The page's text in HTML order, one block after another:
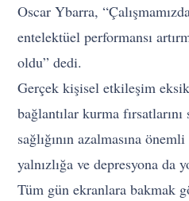
Oscar Ybarra,
entelektüel performansı
oldu” dedi.
Gerçek kişisel etkileşim
bağlantılar kurma fırsatlarını
sağlığının azalmasına
yalnızlığa ve depresyona da
Tüm gün ekranlara bakmak